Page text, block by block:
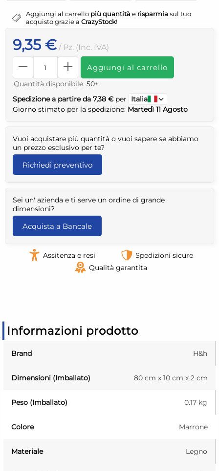
Aggiungi al carrello più quantità e risparmia sul tuo
acquisto grazie a CrazyStock!
9,35 € / Pz. (Inc. IVA)
Aggiungi al carrello
Quantità disponibile: 50+
Spedizione a partire da 7,38 € per
Italia
Giorno stimato per la spedizione: Martedì 11 Agosto
Vuoi acquistare più quantità o vuoi sapere se abbiamo
un prezzo esclusivo per te?
Richiedi preventivo
Sei un' azienda e ti serve un ordine di grande
dimensioni?
Acquista a Bancale
Assitenza e resi
Spedizioni sicure
Qualità garantita
Informazioni prodotto
Brand H&h
Dimensioni (Imballato) 80 cm x 10 cm x 2 cm
Peso (Imballato) 0.17 kg
Colore Marrone
Materiale Legno